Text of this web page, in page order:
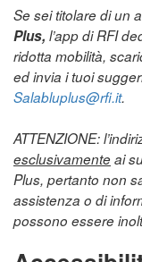
Se sei titolare di un
Plus, l’app di RFI
ridotta mobilità,
ed invia i tuoi
Salabluplus@rfi.it.
ATTENZIONE:
esclusivamenteai
Plus, pertanto non
assistenza o di
possono essere